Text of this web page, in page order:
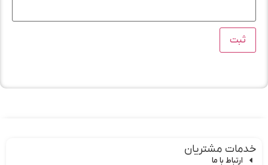
مشتریان
ارتباط با ما